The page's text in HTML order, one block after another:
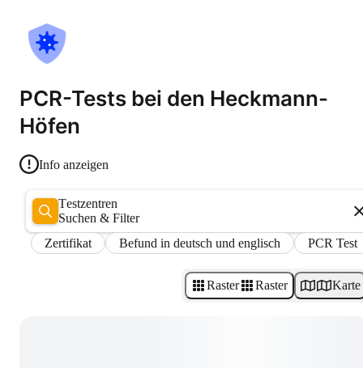
PCR-Tests bei den Heckmann-
Höfen
Info anzeigen
Testzentren
Suchen & Filter
Zertifikat
Befund in deutsch und englisch PCR Test
Raster Raster Karte